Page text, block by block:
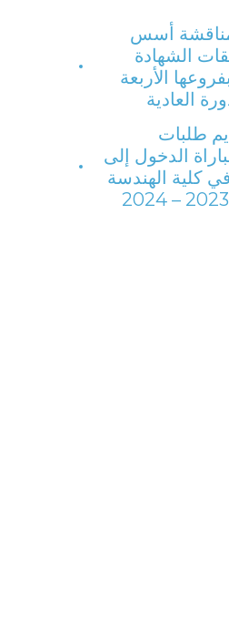
مناقشة أسس
الشهادة
الأربعة
طلبات
الدخول إلى
كلية الهندسة